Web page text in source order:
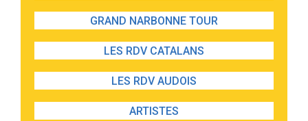
GRAND NARBONNE TOUR
LES RDV CATALANS
LES RDV AUDOIS
ARTISTES